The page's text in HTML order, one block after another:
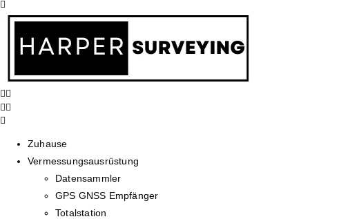
Zuhause
Vermessungsausrüstung
Datensammler
GPS GNSS Empfänger
Totalstation